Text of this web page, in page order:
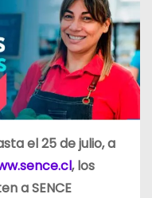
el 25 de julio, a
, los
a SENCE